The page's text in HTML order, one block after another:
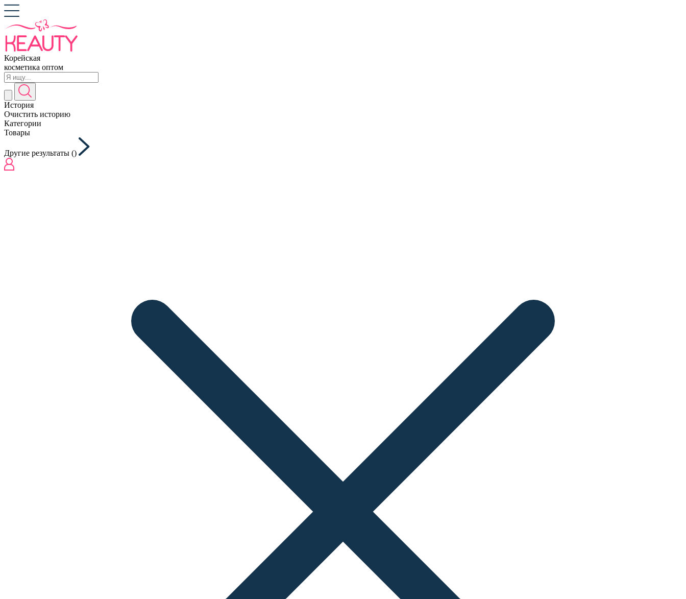
Корейская
косметика оптом
История
Очистить историю
Категории
Товары
Другие результаты ()